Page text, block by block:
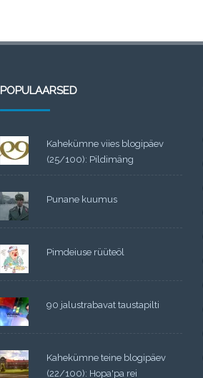
POPULAARSED
Kahekümne viies blogipäev
(25/100): Pildimäng
Punane kuumus
Pimdeiuse rüüteöl
90 jalustrabavat taustapilti
Kahekümne teine blogipäev
(22/100): Hopa'pa rei